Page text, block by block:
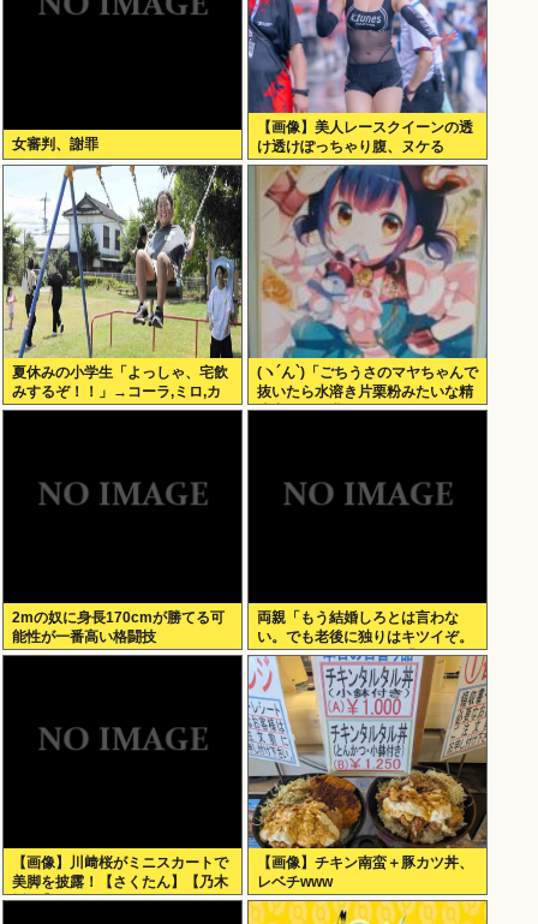
女審判、謝罪
【画像】美人レースクイーンの透
け透けぽっちゃり腹、ヌケる
夏休みの小学生「よっしゃ、宅飲
みするぞ！！」→コーラ,ミロ,カ
ルピス！www
(ヽ´ん`)「ごちうさのマヤちゃんで
抜いたら水溶き片栗粉みたいな精
液出てきて我ながらビビった」
2mの奴に身長170cmが勝てる可
能性が一番高い格闘技
両親「もう結婚しろとは言わな
い。でも老後に独りはキツイぞ。
どうするんだ？」俺ら「…」
【画像】川﨑桜がミニスカートで
美脚を披露！【さくたん】【乃木
坂46】
【画像】チキン南蛮＋豚カツ丼、
レベチwww